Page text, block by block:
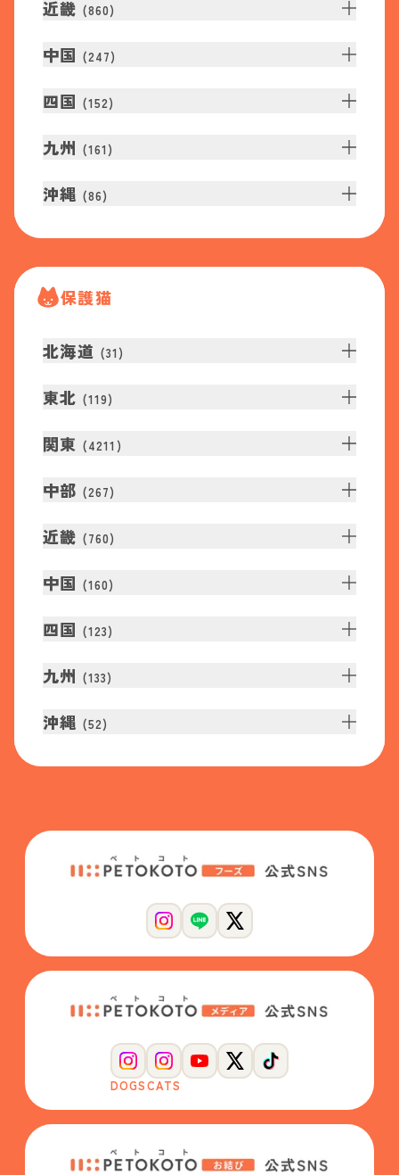
近畿 (860)
中国 (247)
四国 (152)
九州 (161 )
沖縄 (86)
保護猫
北海道 (31 )
東北 (119)
関東 (4211 )
中部 (267)
近畿 (760)
中国 (160)
四国 (123)
九州 (133)
沖縄 (52)
DOGSCATS